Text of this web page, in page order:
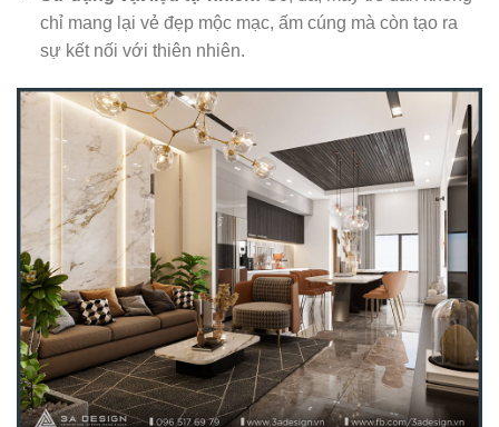
chỉ mang lại vẻ đẹp mộc mạc, ấm cúng mà còn tạo ra
sự kết nối với thiên nhiên.